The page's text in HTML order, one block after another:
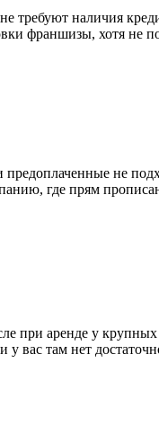
требуют наличия
франшизы, хотя не
не
где прям
при аренде у крупных
там нет